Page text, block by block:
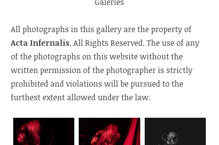
All photographs in this gallery are the property of
Acta Infernalis. All Rights Reserved. The use of any
of the photographs on this website without the
written permission of the photographer is strictly
prohibited and violations will be pursued to the
furthest extent allowed under the law.